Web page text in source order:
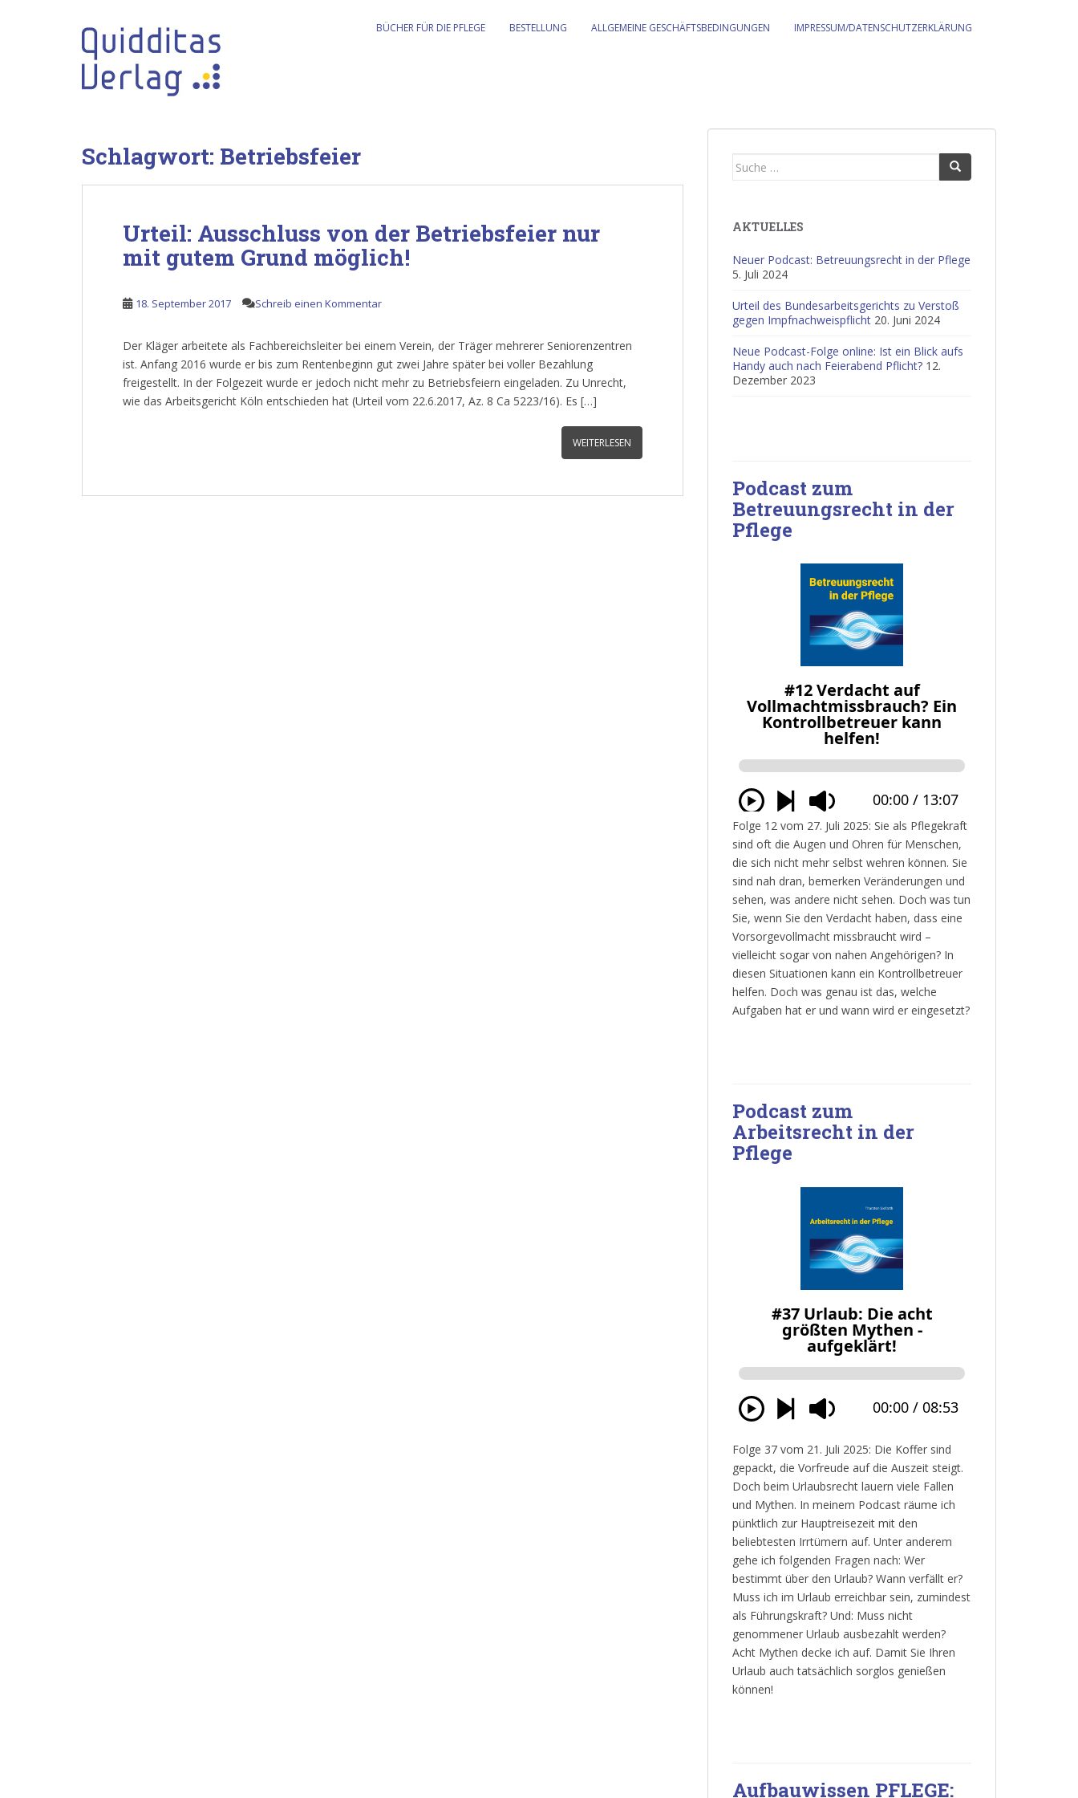
BÜCHER FÜR DIE PFLEGE BESTELLUNG ALLGEMEINE GESCHÄFTSBEDINGUNGEN IMPRESSUM/DATENSCHUTZERKLÄRUNG
Schlagwort: Betriebsfeier
Urteil: Ausschluss von der Betriebsfeier nur
mit gutem Grund möglich!
18. September 2017 Schreib einen Kommentar
Der Kläger arbeitete als Fachbereichsleiter bei einem Verein, der Träger mehrerer Seniorenzentren
ist. Anfang 2016 wurde er bis zum Rentenbeginn gut zwei Jahre später bei voller Bezahlung
freigestellt. In der Folgezeit wurde er jedoch nicht mehr zu Betriebsfeiern eingeladen. Zu Unrecht,
wie das Arbeitsgericht Köln entschieden hat (Urteil vom 22.6.2017, Az. 8 Ca 5223/16). Es […]
WEITERLESEN
Suche
AKTUELLES
Neuer Podcast: Betreuungsrecht in der Pflege
5. Juli 2024
Urteil des Bundesarbeitsgerichts zu Verstoß
gegen Impfnachweispflicht 20. Juni 2024
Neue Podcast-Folge online: Ist ein Blick aufs
Handy auch nach Feierabend Pflicht? 12.
Dezember 2023
Podcast zum
Betreuungsrecht in der
Pflege
Folge 12 vom 27. Juli 2025: Sie als Pflegekraft
sind oft die Augen und Ohren für Menschen,
die sich nicht mehr selbst wehren können. Sie
sind nah dran, bemerken Veränderungen und
sehen, was andere nicht sehen. Doch was tun
Sie, wenn Sie den Verdacht haben, dass eine
Vorsorgevollmacht missbraucht wird –
vielleicht sogar von nahen Angehörigen? In
diesen Situationen kann ein Kontrollbetreuer
helfen. Doch was genau ist das, welche
Aufgaben hat er und wann wird er eingesetzt?
Podcast zum
Arbeitsrecht in der
Pflege
Folge 37 vom 21. Juli 2025: Die Koffer sind
gepackt, die Vorfreude auf die Auszeit steigt.
Doch beim Urlaubsrecht lauern viele Fallen
und Mythen. In meinem Podcast räume ich
pünktlich zur Hauptreisezeit mit den
beliebtesten Irrtümern auf. Unter anderem
gehe ich folgenden Fragen nach: Wer
bestimmt über den Urlaub? Wann verfällt er?
Muss ich im Urlaub erreichbar sein, zumindest
als Führungskraft? Und: Muss nicht
genommener Urlaub ausbezahlt werden?
Acht Mythen decke ich auf. Damit Sie Ihren
Urlaub auch tatsächlich sorglos genießen
können!
Aufbauwissen PFLEGE: